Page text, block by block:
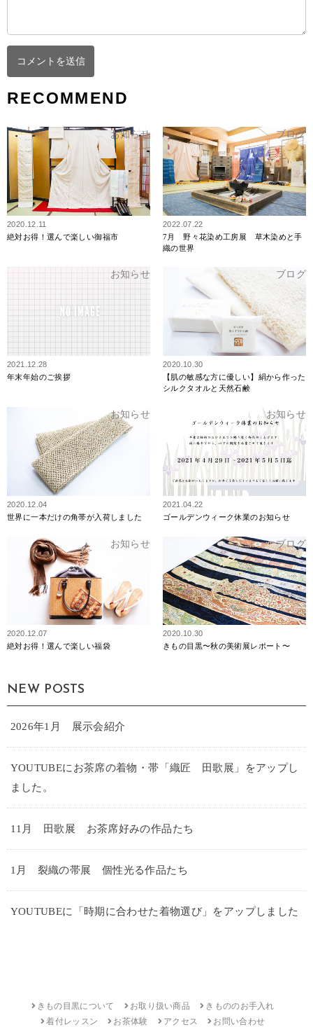
RECOMMEND
お知らせ
2020.12.11
絶対お得！選んで楽しい御福市
ブログ
2022.07.22
7月 野々花染め工房展 草木染めと手
織の世界
お知らせ
2021.12.28
年末年始のご挨拶
ブログ
2020.10.30
【肌の敏感な方に優しい】絹から作った
シルクタオルと天然石鹸
お知らせ
2020.12.04
世界に一本だけの角帯が入荷しました
お知らせ
2021.04.22
ゴールデンウィーク休業のお知らせ
お知らせ
2020.12.07
絶対お得！選んで楽しい福袋
ブログ
2020.10.30
きもの目黒〜秋の美術展レポート〜
NEW POSTS
2026年1月 展示会紹介
YOUTUBEにお茶席の着物・帯「織匠 田歌展」をアップし
ました。
11月 田歌展 お茶席好みの作品たち
1月 裂織の帯展 個性光る作品たち
YOUTUBEに「時期に合わせた着物選び」をアップしました
きもの目黒について お取り扱い商品
きもののお手入れ
着付レッスン
お茶体験 アクセス お問い合わせ